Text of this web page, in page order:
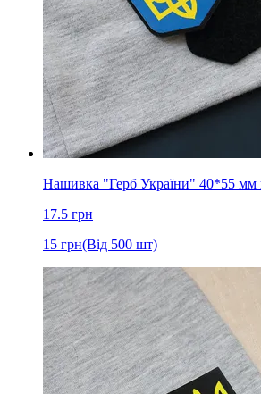
Нашивка "Герб України" 40*55 мм
17.5 грн
15 грн(Від 500 шт)